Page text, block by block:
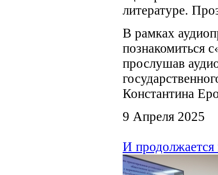
литературе.
В рамках
познакомиться
прослушав
Константина
9 Апреля 2025
И продолжается